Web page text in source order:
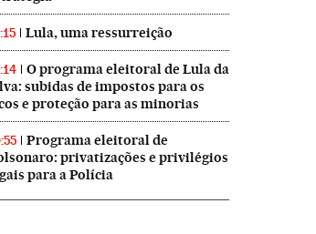
Lula, uma ressurreição
O programa eleitoral de Lula da
subidas de impostos para os
e proteção para as minorias
Programa eleitoral de
privatizações e privilégios
para a Polícia